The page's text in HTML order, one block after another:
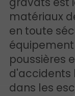
matériaux
en toute
poussières
d'accidents
dans les